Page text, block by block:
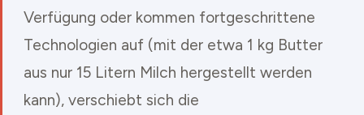
Verfügung oder kommen fortgeschrittene
Technologien auf (mit der etwa 1 kg Butter
aus nur 15 Litern Milch hergestellt werden
kann), verschiebt sich die